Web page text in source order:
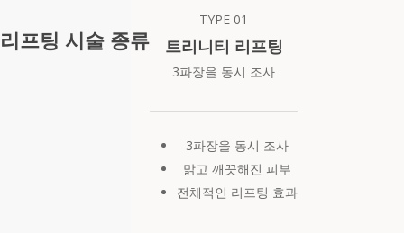
리프팅 시술 종류
TYPE 01
트리니티 리프팅
3파장을 동시 조사
3파장을 동시 조사
맑고 깨끗해진 피부
전체적인 리프팅 효과